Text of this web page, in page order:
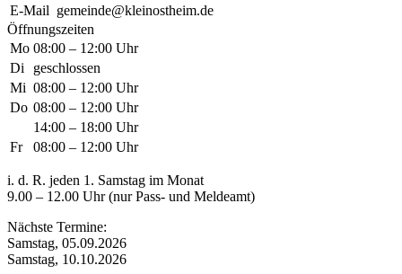
E-Mail gemeinde@kleinostheim.de
Öffnungszeiten
Mo 08:00 – 12:00 Uhr
Di
geschlossen
Mi 08:00 – 12:00 Uhr
Do 08:00 – 12:00 Uhr
14:00 – 18:00 Uhr
Fr
08:00 – 12:00 Uhr
i. d. R. jeden 1. Samstag im Monat
9.00 – 12.00 Uhr (nur Pass- und Meldeamt)
Nächste Termine:
Samstag, 05.09.2026
Samstag, 10.10.2026